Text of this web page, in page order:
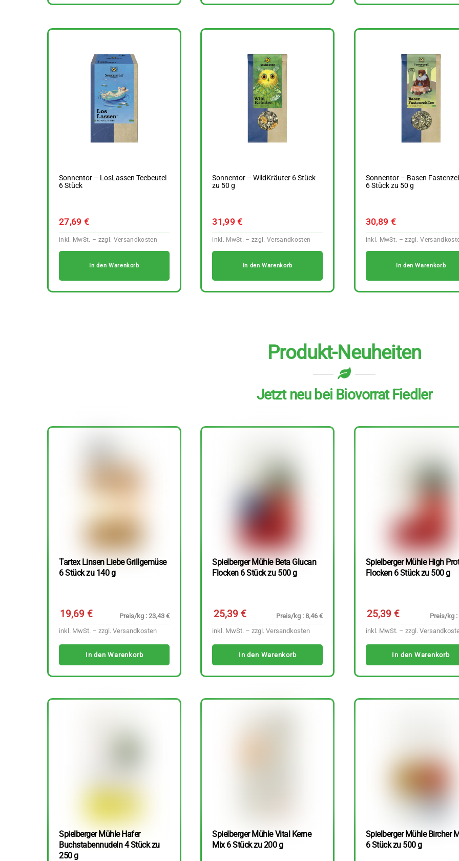
Sonnentor – LosLassen Teebeutel
6 Stück
27,69€
In den Warenkorb
Sonnentor – WildKräuter 6 Stück
zu 50 g
31,99€
In den Warenkorb
Sonnentor – Basen
6 Stück zu 50 g
30,89 €
In den Warenkorb
Produkt-Neuheiten
Jetzt neu bei Biovorrat Fiedler
Tartex Linsen Liebe Grillgemüse
6 Stück zu 140 g
19,69€
Preis/kg : 23,43 €
inkl. MwSt. – zzgl. Versandkosten
In den Warenkorb
Spielberger Mühle Beta Glucan
Flocken 6 Stück zu 500 g
25,39 €
Preis/kg : 8,46 €
inkl. MwSt. – zzgl.Versandkosten
In den Warenkorb
Spielberger Mühle High
Flocken 6 Stück zu 500 g
25,39 €
Preis/kg :
inkl. MwSt. – zzgl.
In den Warenkorb
Spielberger Mühle Hafer
Buchstabennudeln 4 Stück zu
250 g
Spielberger Mühle Vital Kerne
Mix 6 Stück zu 200 g
Spielberger Mühle Bircher
6 Stück zu 500 g